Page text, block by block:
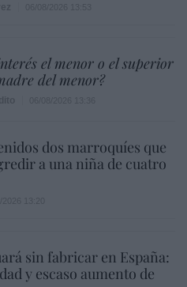
el menor o el superior
del menor?
dos marroquíes que
a una niña de cuatro
sin fabricar en España:
y escaso aumento de